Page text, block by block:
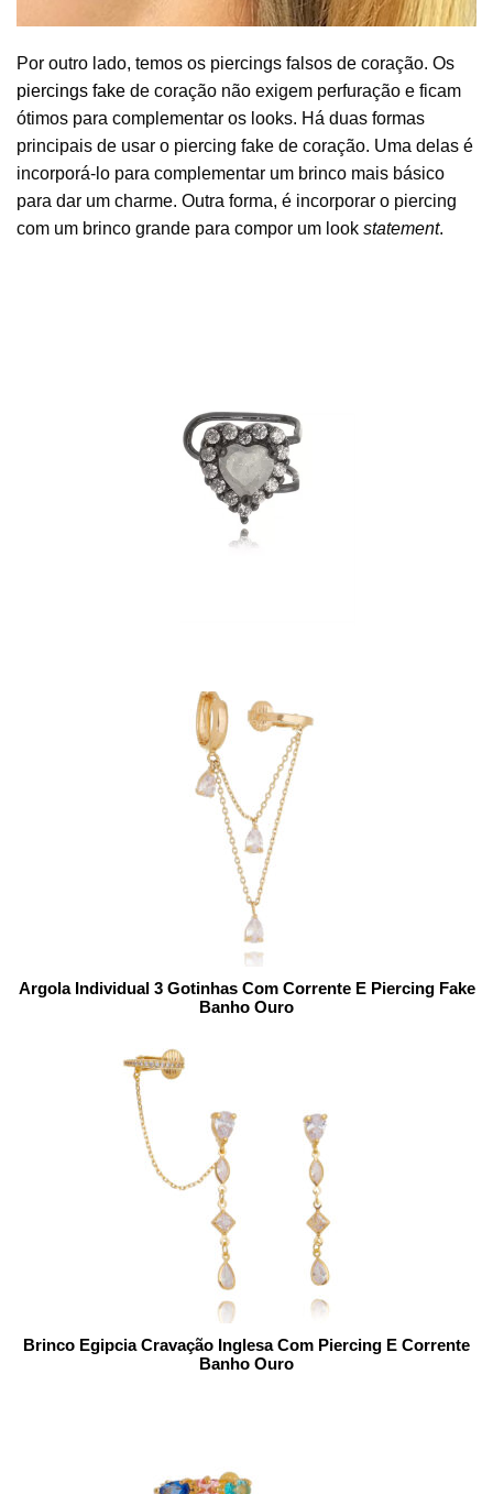
Por outro lado, temos os piercings falsos de coração. Os
piercings fake de coração não exigem perfuração e ficam
ótimos para complementar os looks. Há duas formas
principais de usar o piercing fake de coração. Uma delas é
incorporá-lo para complementar um brinco mais básico
para dar um charme. Outra forma, é incorporar o piercing
com um brinco grande para compor um look statement.
Argola Individual 3 Gotinhas Com Corrente E Piercing Fake
Banho Ouro
Brinco Egipcia Cravação Inglesa Com Piercing E Corrente
Banho Ouro